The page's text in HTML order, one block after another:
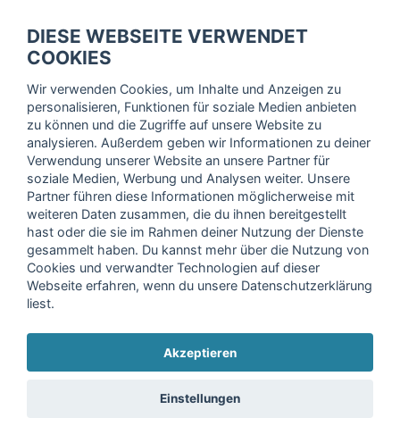
Trage dich hier für unseren Newsletter ein und erhalte regelmäßig
Ich stimme der Verarbeitung meiner Daten, wie in der
Einwilligungserklärungder fitnessmarkt.de services GmbH
beschrieben, zu und bestätige, dass ich das 16. Lebensjahr
vollendet habe. Ich kann diese Einwilligung jederzeit mit
Wirkung für die Zukunft widerrufen. Weitere Informationen
finden Sie in unsererDatenschutzerklärung.
Copyright © 2026 fitnessmarkt.de services GmbH
DIESE WEBSEITE VERWENDET
COOKIES
Wir verwenden Cookies, um Inhalte und Anzeigen zu
personalisieren, Funktionen für soziale Medien anbieten
zu können und die Zugriffe auf unsere Website zu
analysieren. Außerdem geben wir Informationen zu deiner
Verwendung unserer Website an unsere Partner für
soziale Medien, Werbung und Analysen weiter. Unsere
Partner führen diese Informationen möglicherweise mit
weiteren Daten zusammen, die du ihnen bereitgestellt
hast oder die sie im Rahmen deiner Nutzung der Dienste
gesammelt haben. Du kannst mehr über die Nutzung von
Cookies und verwandter Technologien auf dieser
Webseite erfahren, wenn du unsere Datenschutzerklärung
liest.
Akzeptieren
Einstellungen